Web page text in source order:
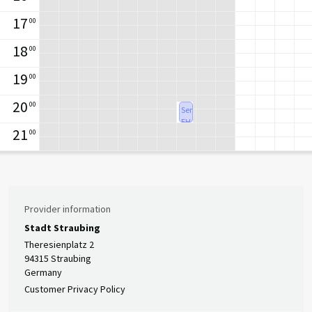
17 00
18 00
19 00
20 00
21 00
Senioren
EHC
Provider information
Stadt Straubing
Theresienplatz 2
94315 Straubing
Germany
Customer Privacy Policy